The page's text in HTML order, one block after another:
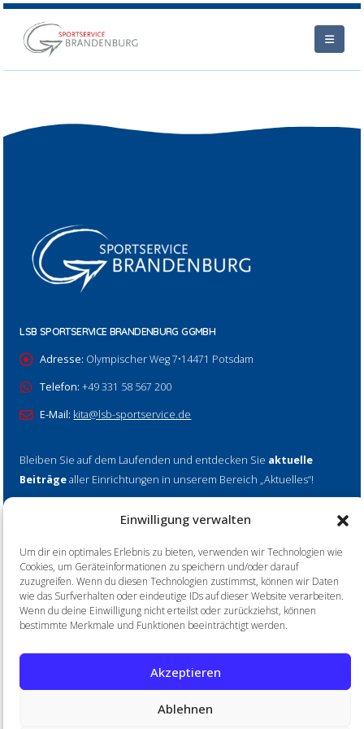
Einwilligung verwalten
Um dir ein optimales Erlebnis zu bieten, verwenden wir Technologien wie
Cookies, um Geräteinformationen zu speichern und/oder darauf
zuzugreifen. Wenn du diesen Technologien zustimmst, können wir Daten
wie das Surfverhalten oder eindeutige IDs auf dieser Website verarbeiten.
Wenn du deine Einwilligung nicht erteilst oder zurückziehst, können
bestimmte Merkmale und Funktionen beeinträchtigt werden.
Akzeptieren
Ablehnen
LSB SPORTSERVICE BRANDENBURG GGMBH
Adresse: Olympischer Weg 7•14471 Potsdam
Telefon: +49 331 58 567 200
E-Mail: kita@lsb-sportservice.de
Bleiben Sie auf dem Laufenden und entdecken Sie aktuelle
Beiträgealler Einrichtungen in unserem Bereich „Aktuelles“!
Mehr erfahren
Home Impressum Datenschutz
© 2026 LSB SportService Brandenburg gGmbH